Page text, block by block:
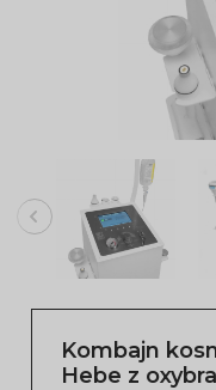
Kombajn
Hebe z